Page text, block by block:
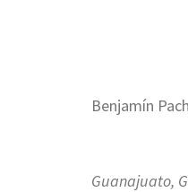
Benjamín
Guanajuato,